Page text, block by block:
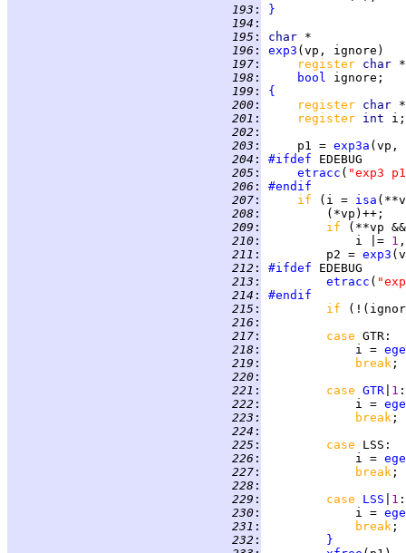
193 :
}
194 :
195 : char
196 : exp3
197 : register char
198 : bool
199 :
{
200 : register char
201 : register int
202 :
203 :
     p1 =
exp3a
204 : #ifdef
205 : etracc ( "exp3
206 :
#endif
207 : if (i = isa
208 :
209 : if
(**vp
210 :
             i |=
1
211 :
         p2 =
exp3
212 : #ifdef
213 : etracc (
214 :
#endif
215 : if
216 :
217 : case GTR
218 :
             i =
219 : break
220 :
221 : case GTR 1
222 :
             i =
223 : break
224 :
225 : case LSS
226 :
             i =
227 : break
228 :
229 : case LSS
1
230 :
             i =
231 : break
232 :
}